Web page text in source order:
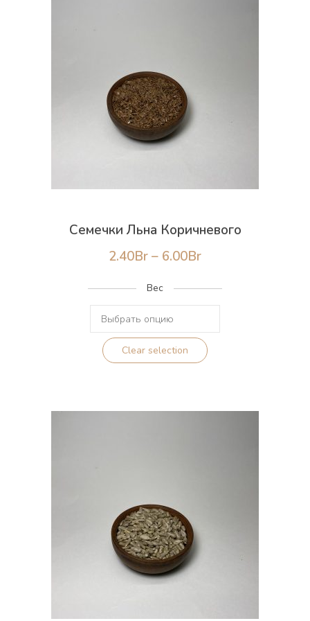
class="more-link">Continue reading<span
class="screen-reader-text"> "Семечки конопляные
пищевые"</span><span class="meta-
Семечки Льна Коричневого
2.40Br– 6.00BrДиапазон
2.40Br
6.00Br
Вес
Clear selection